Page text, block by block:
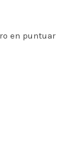
en puntuar